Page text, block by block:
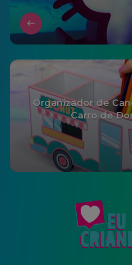
Organizador de
Carro de